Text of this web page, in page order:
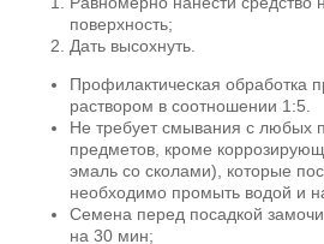
поверхность;
Дать высохнуть.
Профилактическая обработка
раствором в соотношении 1:5.
Не требует смывания с любых
предметов, кроме
эмаль со сколами), которые
необходимо промыть водой и
Семена перед посадкой
на 30 мин;